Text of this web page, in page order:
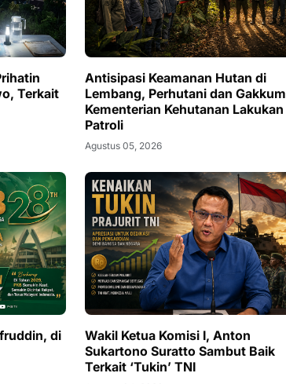
Terkait
Antisipasi Keamanan Hutan di
Lembang, Perhutani dan Gakkum
Kementerian Kehutanan Lakukan
Patroli
Agustus 05, 2026
di
Wakil Ketua Komisi I, Anton
Sukartono Suratto Sambut Baik
Terkait ‘Tukin’ TNI